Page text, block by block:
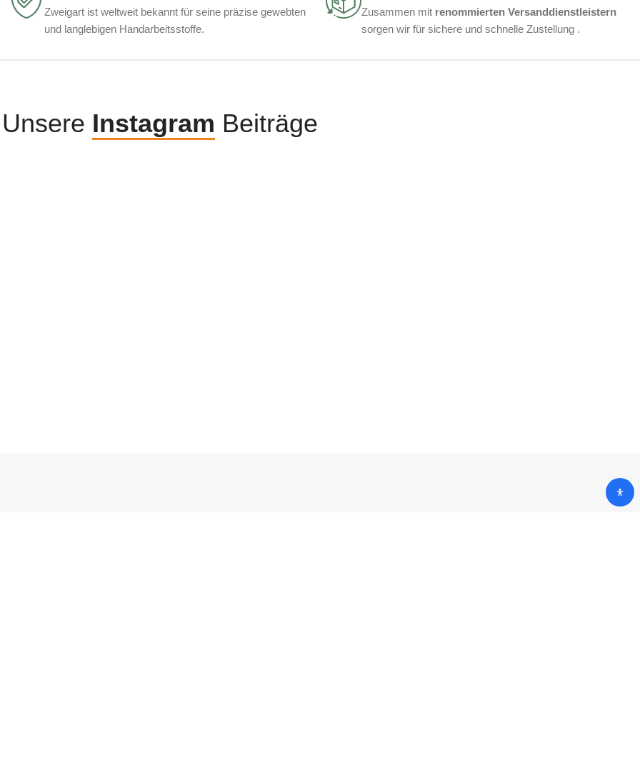
Zweigart ist weltweit bekannt für seine präzise gewebten
und langlebigen Handarbeitsstoffe.
Zusammen mit renommierten Versanddienstleistern
sorgen wir für sichere und schnelle Zustellung .
Unsere Instagram Beiträge